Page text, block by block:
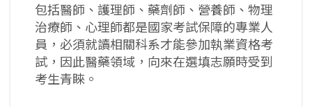
包括醫師、護理師、藥劑師、營養師、物理
治療師、心理師都是國家考試保障的專業人
員，必須就讀相關科系才能參加執業資格考
試，因此醫藥領域，向來在選填志願時受到
考生青睞。